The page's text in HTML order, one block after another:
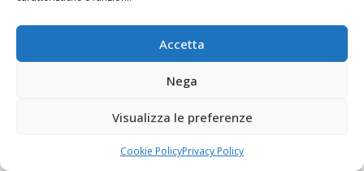
Accetta
Nega
Visualizza le preferenze
Cookie PolicyPrivacy Policy
Bottaro
Giacomo
Vespo
Fai clic per accettare i cookie marketing e